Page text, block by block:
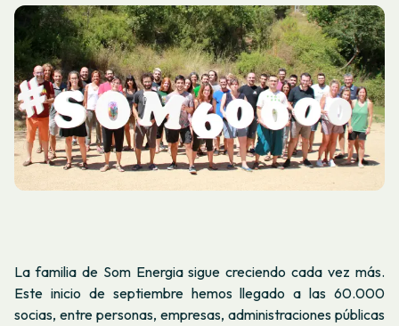
La familia de Som Energia sigue creciendo cada vez más.
Este inicio de septiembre hemos llegado a las 60.000
socias, entre personas, empresas, administraciones públicas